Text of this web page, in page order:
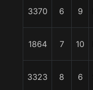
3370 6 9
1864 7 10
3323 8 6